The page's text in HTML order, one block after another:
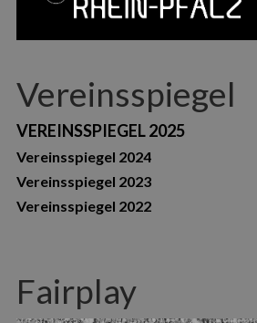
Vereinsspiegel
VEREINSSPIEGEL 2025
Vereinsspiegel 2024
Vereinsspiegel 2023
Vereinsspiegel 2022
Fairplay